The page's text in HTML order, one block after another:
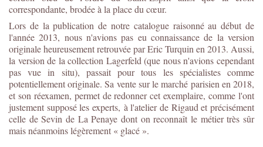
correspondante, brodée à la place du cœur.
Lors de la publication de notre catalogue raisonné au début de
l'année 2013, nous n'avions pas eu connaissance de la version
originale heureusement retrouvée par Eric Turquin en 2013. Aussi,
la version de la collection Lagerfeld (que nous n'avions cependant
pas vue in situ), passait pour tous les spécialistes comme
potentiellement originale. Sa vente sur le marché parisien en 2018,
et son réexamen, permet de redonner cet exemplaire, comme l'ont
justement supposé les experts, à l'atelier de Rigaud et précisément
celle de Sevin de La Penaye dont on reconnaît le métier très sûr
mais néanmoins légèrement « glacé ».